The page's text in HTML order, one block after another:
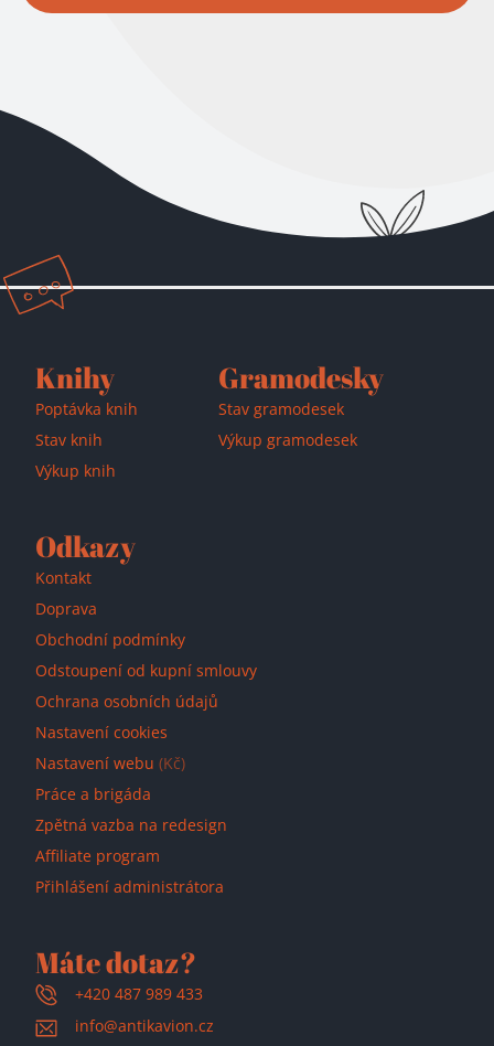
Přidáno do košíku!
Knihy
Poptávka knih
Stav knih
Výkup knih
Gramodesky
Stav gramodesek
Výkup gramodesek
Odkazy
Kontakt
Doprava
Obchodní podmínky
Odstoupení od kupní smlouvy
Ochrana osobních údajů
Nastavení cookies
Nastavení webu (Kč)
Práce a brigáda
Zpětná vazba na redesign
Affiliate program
Přihlášení administrátora
Máte dotaz?
+420 487 989 433
info@antikavion.cz